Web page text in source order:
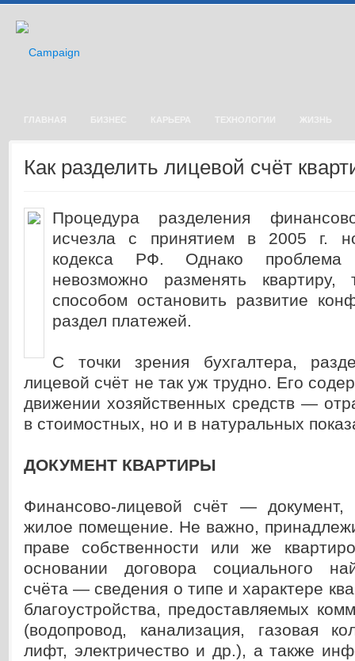
ГЛАВНАЯ БИЗНЕС КАРЬЕРА ТЕХНОЛОГИИ ЖИЗНЬ
Как разделить лицевой счёт
Процедура разделения
исчезла с принятием в 2005 г.
кодекса РФ. Однако проблема
невозможно разменять квартиру,
способом остановить развитие
раздел платежей.
С точки зрения бухгалтера,
лицевой счёт не так уж трудно. Его
движении хозяйственных средств —
в стоимостных, но и в натуральных
ДОКУМЕНТ КВАРТИРЫ
Финансово-лицевой счёт —
жилое помещение. Не важно,
праве собственности или же
основании договора социального
счёта — сведения о типе и характере
благоустройства, предоставляемых
(водопровод, канализация, газовая
лифт, электричество и др.), а также